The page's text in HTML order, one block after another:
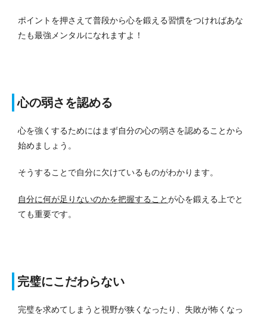
ポイントを押さえて普段から心を鍛える習慣をつければあな
たも最強メンタルになれますよ！
心の弱さを認める
心を強くするためにはまず自分の心の弱さを認めることから
始めましょう。
そうすることで自分に欠けているものがわかります。
自分に何が足りないのかを把握することが心を鍛える上でと
ても重要です。
完璧にこだわらない
完璧を求めてしまうと視野が狭くなったり、失敗が怖くなっ